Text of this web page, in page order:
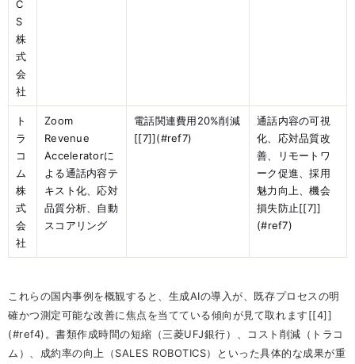
C
S
株
式
会
社
ト
ラ
コ
ム
株
式
会
社
Zoom
Revenue
Acceleratorに
よる通話内容テ
キスト化、応対
品質分析、自動
スコアリング
電話関連費用20%削減
[[7]](#ref7)
通話内容の可視
化、応対品質改
善、リモートワ
ーク促進、採用
魅力向上、機会
損失防止[[7]]
(#ref7)
これらの国内事例を概観すると、生成AIの導入が、既存プロセスの明
確かつ測定可能な改善に焦点を当てている傾向が見て取れます[[4]]
(#ref4)。書類作成時間の短縮（三菱UFJ銀行）、コスト削減（トラコ
ム）、成約率の向上（SALES ROBOTICS）といった具体的な成果が重